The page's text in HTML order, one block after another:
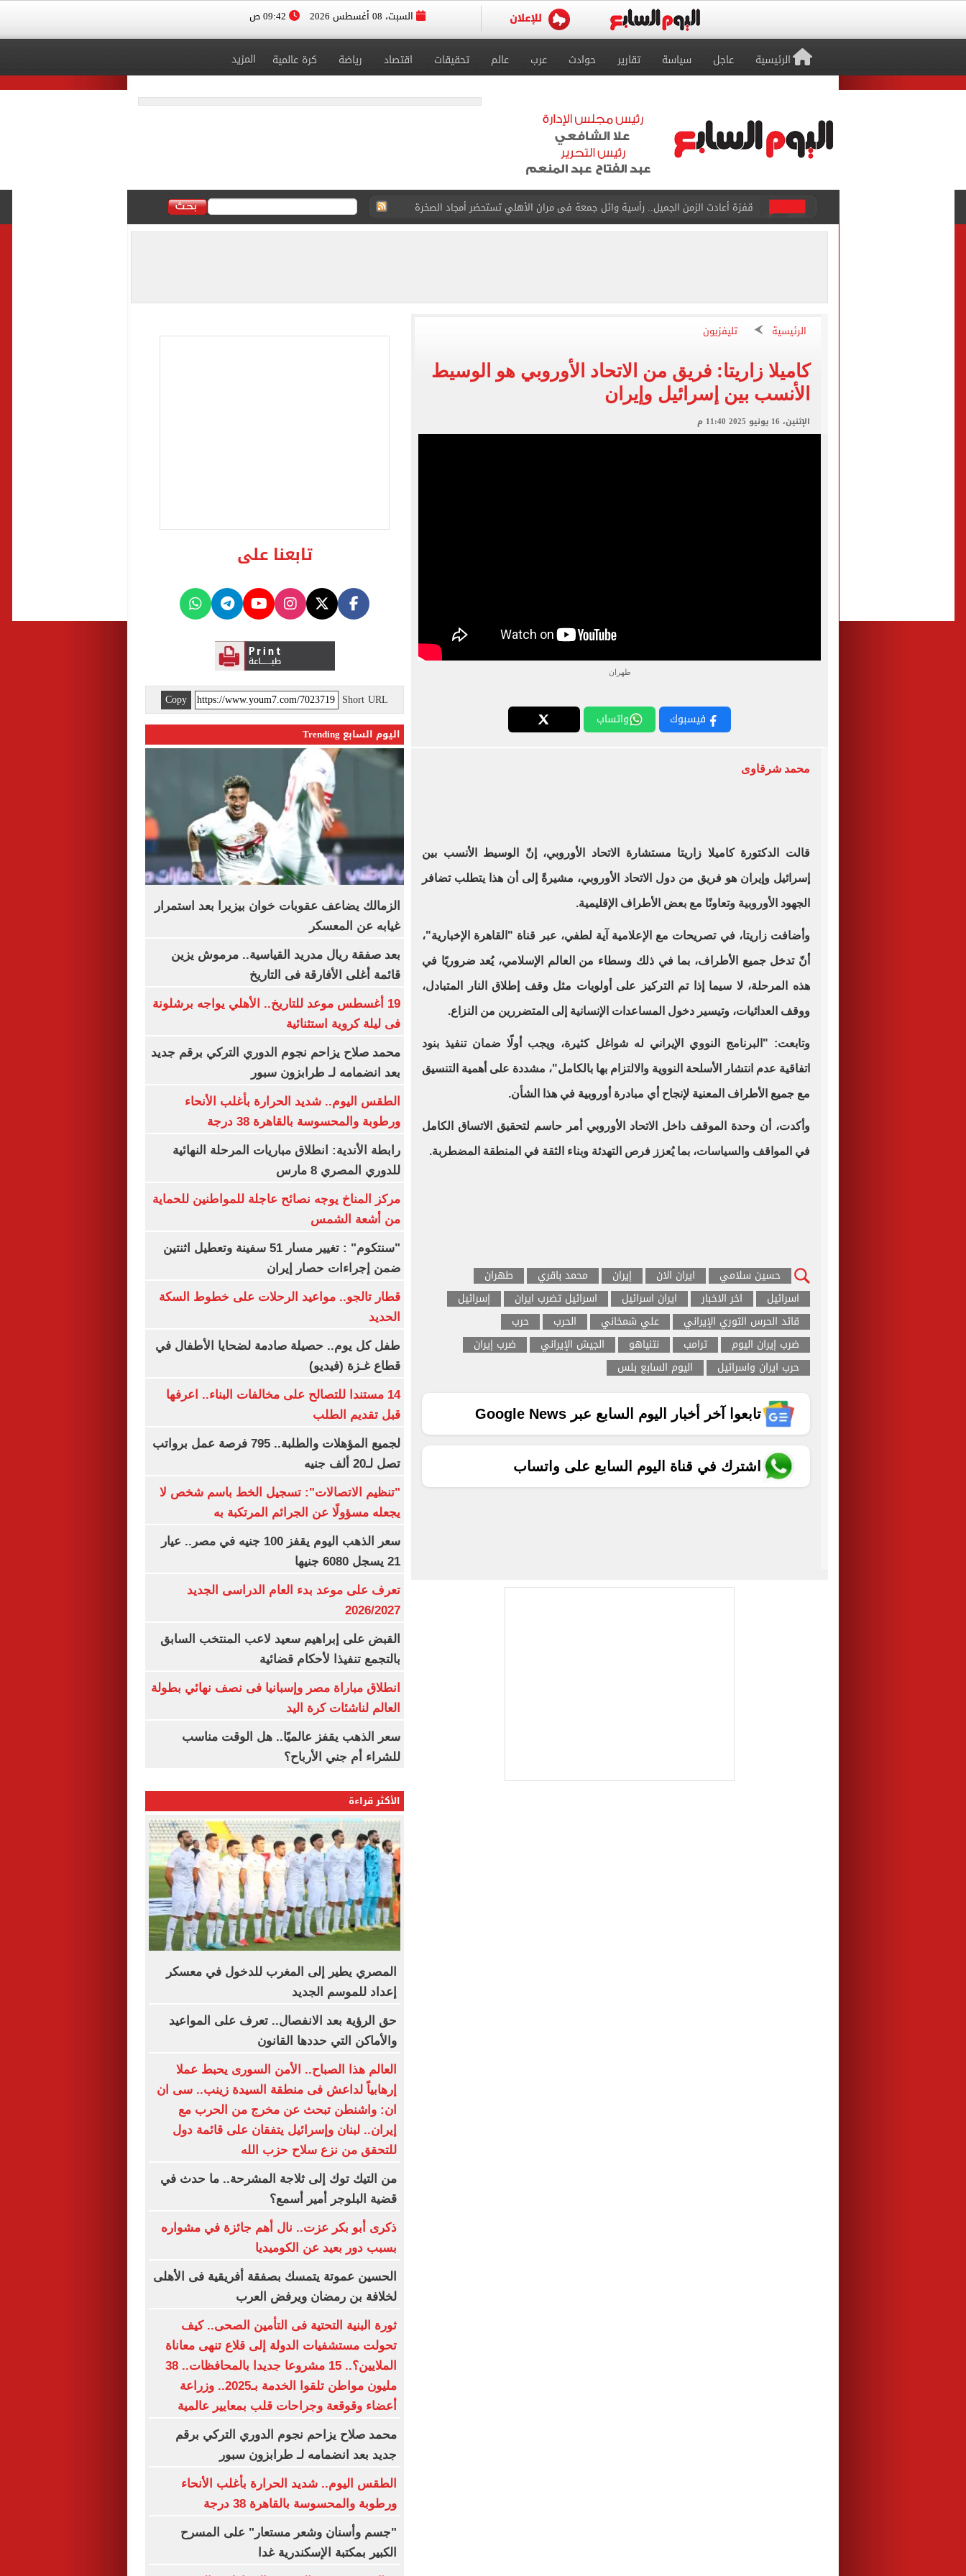
السبت، 08 أغسطس 2026
الرئيسية عاجل سياسة تقارير حوادث عرب عالم تحقيقات اقتصاد رياضة كرة عالمية المزيد
قفزة أعادت الزمن الجميل.. رأسية وائل جمعة فى مران الأهلي تستحضر أمجاد الصخرة
تسجيل الرغبات مجانا.. معامل تنسيق الجامعات تستقبل طلاب المرحلة الأولى
الكشف عن قصر محمد صلاح الفاخر فى طرابزون.. صور
الاتحاد التركي يمنح طرابزون سبور رخصة مشاركة محمد صلاح
برشلونة يطرح تذاكر مواجهة الأهلي على كأس خوان جامبر
طرابزون سبور ينفي الحجز على مستحقات محمد صلاح
منتخب ناشئات كرة اليد يخسر أمام إسبانيا 27 - 26 فى نصف نهائى بطولة العالم
الرئيسية تليفزيون
كاميلا زاريتا: فريق من الاتحاد الأوروبي هو الوسيط
الأنسب بين إسرائيل وإيران
الإثنين، 16 يونيو 2025 11:40 م
طهران
فيسبوك واتساب
محمد شرقاوى
قالت الدكتورة كاميلا زاريتا مستشارة الاتحاد الأوروبي، إنّ الوسيط الأنسب بين
إسرائيل وإيران هو فريق من دول الاتحاد الأوروبي، مشيرةً إلى أن هذا يتطلب تضافر
الجهود الأوروبية وتعاونًا مع بعض الأطراف الإقليمية.
وأضافت زاريتا، في تصريحات مع الإعلامية آية لطفي، عبر قناة "القاهرة الإخبارية"،
أنّ تدخل جميع الأطراف، بما في ذلك وسطاء من العالم الإسلامي، يُعد ضروريًا في
هذه المرحلة، لا سيما إذا تم التركيز على أولويات مثل وقف إطلاق النار المتبادل،
ووقف العدائيات، وتيسير دخول المساعدات الإنسانية إلى المتضررين من النزاع.
وتابعت: "البرنامج النووي الإيراني له شواغل كثيرة، ويجب أولًا ضمان تنفيذ بنود
اتفاقية عدم انتشار الأسلحة النووية والالتزام بها بالكامل"، مشددة على أهمية التنسيق
مع جميع الأطراف المعنية لإنجاح أي مبادرة أوروبية في هذا الشأن.
وأكدت، أن وحدة الموقف داخل الاتحاد الأوروبي أمر حاسم لتحقيق الاتساق الكامل
في المواقف والسياسات، بما يُعزز فرص التهدئة وبناء الثقة في المنطقة المضطربة.
حسين سلامي ايران الان إيران محمد باقري
طهران
اسرائيل
اخر الاخبار ايران اسرائيل اسرائيل تضرب ايران
إسرائيل
قائد الحرس الثوري الإيراني
علي شمخاني الحرب
حرب
ضرب إيران اليوم
ترامب نتنياهو الجيش الإيراني
ضرب إيران
حرب ايران واسرائيل
اليوم السابع بلس
تابعوا آخر أخبار اليوم السابع عبر Google News
اشترك في قناة اليوم السابع على واتساب
تابعنا على
Short URL
Copy
اليوم السابع Trending
الزمالك يضاعف عقوبات خوان بيزيرا بعد استمرار
غيابه عن المعسكر
بعد صفقة ريال مدريد القياسية.. مرموش يزين
قائمة أغلى الأفارقة فى التاريخ
19 أغسطس موعد للتاريخ.. الأهلي يواجه برشلونة
فى ليلة كروية استثنائية
محمد صلاح يزاحم نجوم الدوري التركي برقم جديد
بعد انضمامه لـ طرابزون سبور
الطقس اليوم.. شديد الحرارة بأغلب الأنحاء
ورطوبة والمحسوسة بالقاهرة 38 درجة
رابطة الأندية: انطلاق مباريات المرحلة النهائية
للدوري المصري 8 مارس
مركز المناخ يوجه نصائح عاجلة للمواطنين للحماية
من أشعة الشمس
"سنتكوم" : تغيير مسار 51 سفينة وتعطيل اثنتين
ضمن إجراءات حصار إيران
قطار تالجو.. مواعيد الرحلات على خطوط السكة
الحديد
طفل كل يوم.. حصيلة صادمة لضحايا الأطفال في
قطاع غـزة (فيديو)
14 مستندا للتصالح على مخالفات البناء.. اعرفها
قبل تقديم الطلب
لجميع المؤهلات والطلبة.. 795 فرصة عمل برواتب
تصل لـ20 ألف جنيه
"تنظيم الاتصالات": تسجيل الخط باسم شخص لا
يجعله مسؤولًا عن الجرائم المرتكبة به
سعر الذهب اليوم يقفز 100 جنيه في مصر.. عيار
21 يسجل 6080 جنيها
تعرف على موعد بدء العام الدراسى الجديد
2026/2027
القبض على إبراهيم سعيد لاعب المنتخب السابق
بالتجمع تنفيذا لأحكام قضائية
انطلاق مباراة مصر وإسبانيا فى نصف نهائي بطولة
العالم لناشئات كرة اليد
سعر الذهب يقفز عالميًا.. هل الوقت مناسب
للشراء أم جني الأرباح؟
الأكثر قراءة
المصري يطير إلى المغرب للدخول في معسكر
إعداد للموسم الجديد
حق الرؤية بعد الانفصال.. تعرف على المواعيد
والأماكن التي حددها القانون
العالم هذا الصباح.. الأمن السورى يحبط عملا
إرهابياً لداعش فى منطقة السيدة زينب.. سى ان
ان: واشنطن تبحث عن مخرج من الحرب مع
إيران.. لبنان وإسرائيل يتفقان على قائمة دول
للتحقق من نزع سلاح حزب الله
من التيك توك إلى ثلاجة المشرحة.. ما حدث في
قضية البلوجر أمير أسمع؟
ذكرى أبو بكر عزت.. نال أهم جائزة في مشواره
بسبب دور بعيد عن الكوميديا
الحسين عموتة يتمسك بصفقة أفريقية فى الأهلى
لخلافة بن رمضان ويرفض العرب
ثورة البنية التحتية فى التأمين الصحى.. كيف
تحولت مستشفيات الدولة إلى قلاع تنهى معاناة
الملايين؟.. 15 مشروعا جديدا بالمحافظات.. 38
مليون مواطن تلقوا الخدمة بـ2025.. وزراعة
أعضاء وقوقعة وجراحات قلب بمعايير عالمية
محمد صلاح يزاحم نجوم الدوري التركي برقم
جديد بعد انضمامه لـ طرابزون سبور
الطقس اليوم.. شديد الحرارة بأغلب الأنحاء
ورطوبة والمحسوسة بالقاهرة 38 درجة
"جسم وأسنان وشعر مستعار" على المسرح
الكبير بمكتبة الإسكندرية غدا